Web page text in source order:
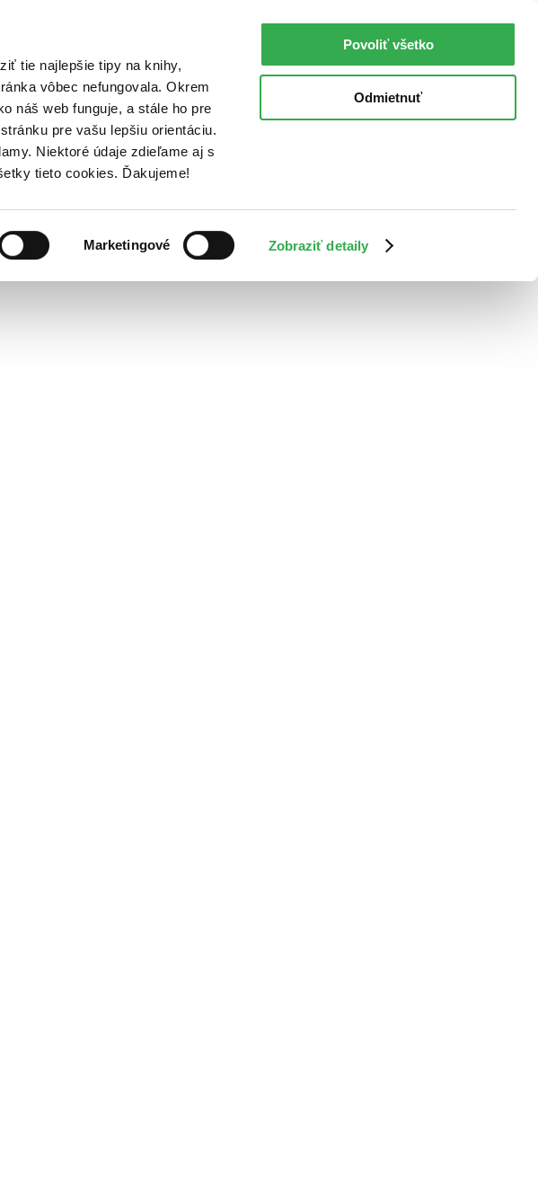
tie najlepšie tipy na knihy,
vôbec nefungovala. Okrem
náš web funguje, a stále ho pre
pre vašu lepšiu orientáciu.
Niektoré údaje zdieľame aj s
tieto cookies. Ďakujeme!
Marketingové Zobraziť detaily
Povoliť všetko
Odmietnuť